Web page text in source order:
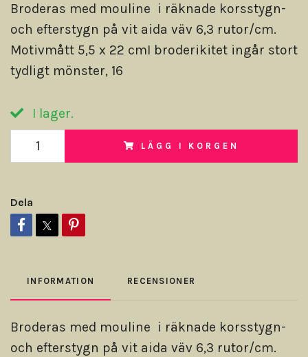
Broderas med mouline i räknade korsstygn-
och efterstygn på vit aida väv 6,3 rutor/cm.
Motivmått 5,5 x 22 cmI broderikitet ingår stort
tydligt mönster, 16
I lager.
LÄGG I KORGEN
Dela
INFORMATION RECENSIONER
Broderas med mouline i räknade korsstygn-
och efterstygn på vit aida väv 6,3 rutor/cm.